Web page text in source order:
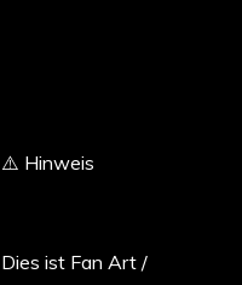
⚠️ Hinweis
Dies ist Fan Art /